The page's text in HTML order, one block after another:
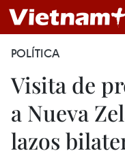
POLÍTICA
Visita de
a Nueva
lazos